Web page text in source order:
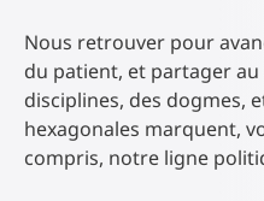
Nous retrouver pour
du patient, et partager au
disciplines, des dogmes,
hexagonales marquent,
compris, notre ligne